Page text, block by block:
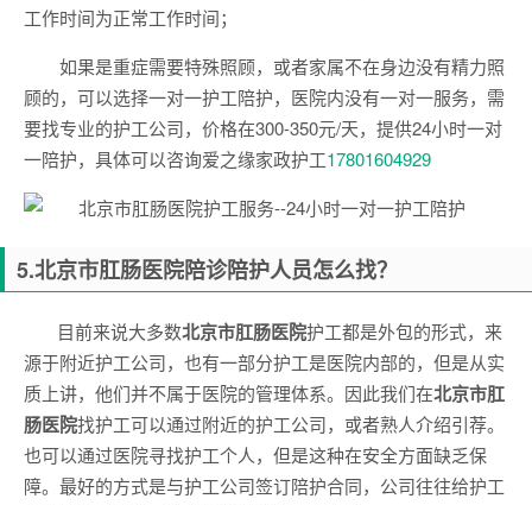
工作时间为正常工作时间；
如果是重症需要特殊照顾，或者家属不在身边没有精力照
顾的，可以选择一对一护工陪护，医院内没有一对一服务，需
要找专业的护工公司，价格在300-350元/天，提供24小时一对
一陪护，具体可以咨询爱之缘家政护工17801604929
5.北京市肛肠医院陪诊陪护人员怎么找？
目前来说大多数北京市肛肠医院护工都是外包的形式，来
源于附近护工公司，也有一部分护工是医院内部的，但是从实
质上讲，他们并不属于医院的管理体系。因此我们在北京市肛
肠医院找护工可以通过附近的护工公司，或者熟人介绍引荐。
也可以通过医院寻找护工个人，但是这种在安全方面缺乏保
障。最好的方式是与护工公司签订陪护合同，公司往往给护工